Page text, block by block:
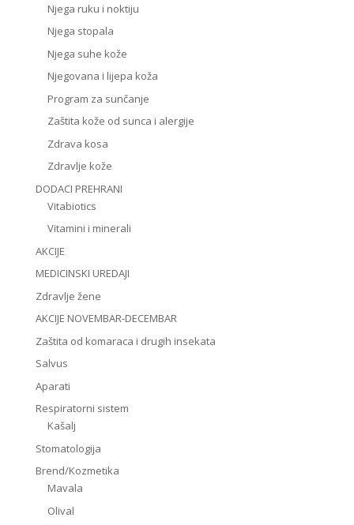
Njega ruku i noktiju
Njega stopala
Njega suhe kože
Njegovana i lijepa koža
Program za sunčanje
Zaštita kože od sunca i alergije
Zdrava kosa
Zdravlje kože
DODACI PREHRANI
Vitabiotics
Vitamini i minerali
AKCIJE
MEDICINSKI UREDAJI
Zdravlje žene
AKCIJE NOVEMBAR-DECEMBAR
Zaštita od komaraca i drugih insekata
Salvus
Aparati
Respiratorni sistem
Kašalj
Stomatologija
Brend/Kozmetika
Mavala
Olival